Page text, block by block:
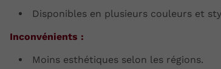
Disponibles en plusieurs couleurs et
Inconvénients :
Moins esthétiques selon les régions.